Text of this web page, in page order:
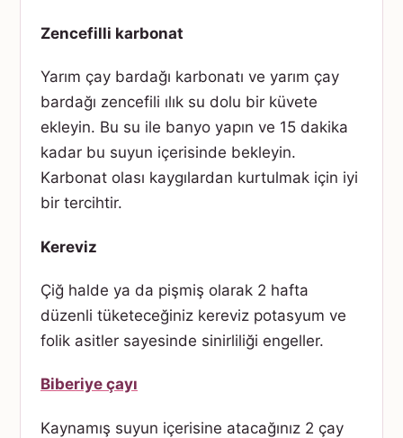
Zencefilli karbonat
Yarım çay bardağı karbonatı ve yarım çay
bardağı zencefili ılık su dolu bir küvete
ekleyin. Bu su ile banyo yapın ve 15 dakika
kadar bu suyun içerisinde bekleyin.
Karbonat olası kaygılardan kurtulmak için iyi
bir tercihtir.
Kereviz
Çiğ halde ya da pişmiş olarak 2 hafta
düzenli tüketeceğiniz kereviz potasyum ve
folik asitler sayesinde sinirliliği engeller.
Biberiye çayı
Kaynamış suyun içerisine atacağınız 2 çay